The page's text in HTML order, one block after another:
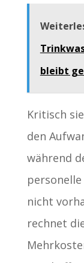
bleibt
Kritisch
den
während
nicht
rechnet